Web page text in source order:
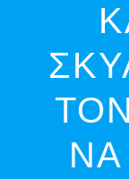
ΝΑ